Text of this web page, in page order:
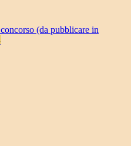
(da pubblicare in